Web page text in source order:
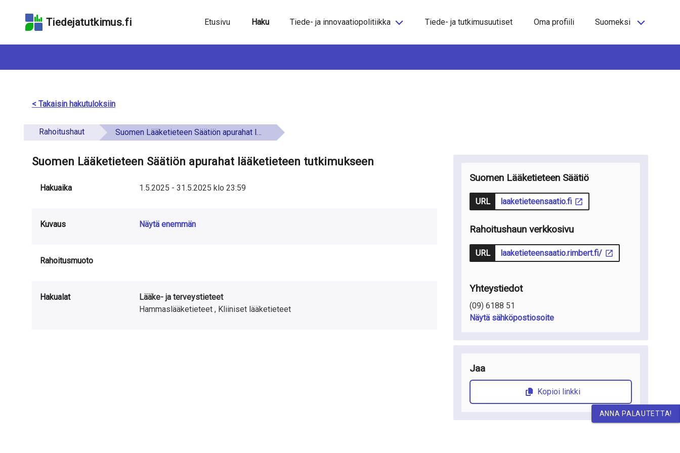
hakukenttään
sivun
saavutettavuusselosteeseen
Tiedejatutkimus.fi Etusivu Haku Tiede- ja innovaatiopolitiikka Tiede- ja tutkimusuutiset Oma profiili Suomeksi
< Takaisin hakutuloksiin
Rahoitushaut Suomen Lääketieteen Säätiön apurahat lääketieteen tutkimukseen
Suomen Lääketieteen Säätiön apurahat lääketieteen tutkimukseen
Hakuaika 1.5.2025 -31.5.2025 klo 23:59
Kuvaus Näytä enemmän
Rahoitusmuoto
Hakualat
Lääke- ja terveystieteet
Hammaslääketieteet , Kliiniset lääketieteet
Suomen Lääketieteen Säätiö
URL laaketieteensaatio.fi
Rahoitushaun verkkosivu
URL laaketieteensaatio.rimbert.fi/
Yhteystiedot
(09) 6188 51
Näytä sähköpostiosoite
Jaa
Kopioi linkki
ANNA PALAUTETTA!